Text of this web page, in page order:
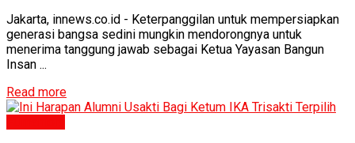
Jakarta, innews.co.id - Keterpanggilan untuk mempersiapkan
generasi bangsa sedini mungkin mendorongnya untuk
menerima tanggung jawab sebagai Ketua Yayasan Bangun
Insan ...
Read more